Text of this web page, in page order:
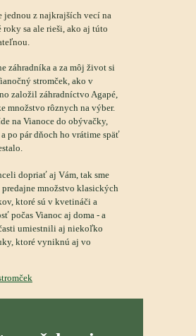
jednou z najkrajších vecí na
roky sa ale rieši, ako aj túto
záhradníka a za môj život si
stromček, ako v
založil záhradníctvo Agapé,
množstvo rôznych na výber.
na Vianoce do obývačky,
po pár dňoch ho vrátime späť
dopriať aj Vám, tak sme
množstvo klasických
ktoré sú v kvetináči a
počas Vianoc aj doma - a
umiestnili aj niekoľko
ktoré vyniknú aj vo